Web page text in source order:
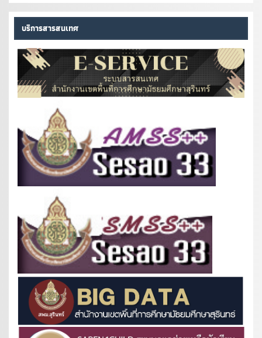
บริการสารสนเทศ